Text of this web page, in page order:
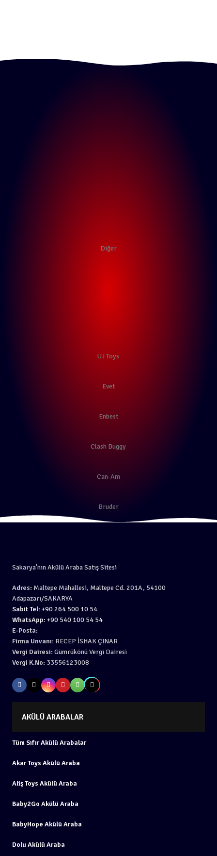
Diğer
UJ Toys
Evet
Enbest
Clash Buggy
Can-Am
Bruder
Sakarya'nın Akülü Araba Satış Sitesi
Adres: Maltepe Mahallesi, Maltepe Cd. 201A, 54100
Adapazarı/SAKARYA
Sabit Tel: +90 264 500 10 54
WhatsApp: +90 540 100 54 54
E-Posta:
Firma Unvanı: RECEP İSHAK ÇINAR
Vergi Dairesi: Gümrükönü Vergi Dairesi
Vergi K.No: 33556123008
AKÜLÜ ARABALAR
Tüm Sıfır Akülü Arabalar
Akar Toys Akülü Araba
Aliş Toys Akülü Araba
Baby2Go Akülü Araba
BabyHope Akülü Araba
Dolu Akülü Araba